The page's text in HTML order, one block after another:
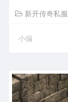
新开传奇私服
小编